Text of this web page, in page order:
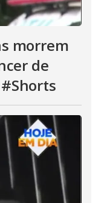
morrem
de